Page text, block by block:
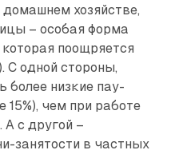
хозяйстве,
– особая форма
которая поощряется
С одной стороны,
более низкие пау­
15%), чем при работе
А с другой –
занятости в частных